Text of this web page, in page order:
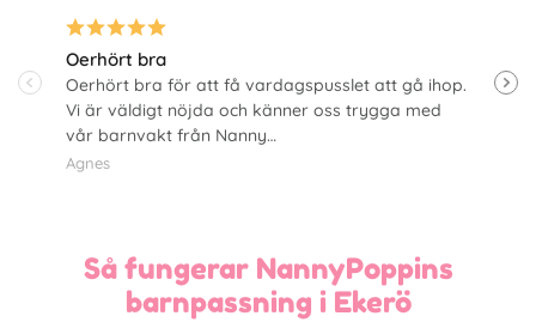
Oerhört bra
Oerhört bra för att få vardagspusslet att gå ihop.
Vi är väldigt nöjda och känner oss trygga med
vår barnvakt från Nanny…
Agnes
Så fungerar NannyPoppins
barnpassning i Ekerö